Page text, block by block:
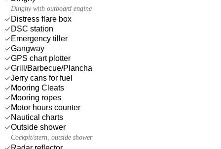
Dinghy with outboard engine
Distress flare box
DSC station
Emergency tiller
Gangway
GPS chart plotter
Grill/Barbecue/Plancha
Jerry cans for fuel
Mooring Cleats
Mooring ropes
Motor hours counter
Nautical charts
Outside shower
Cockpit/stern, outside shower